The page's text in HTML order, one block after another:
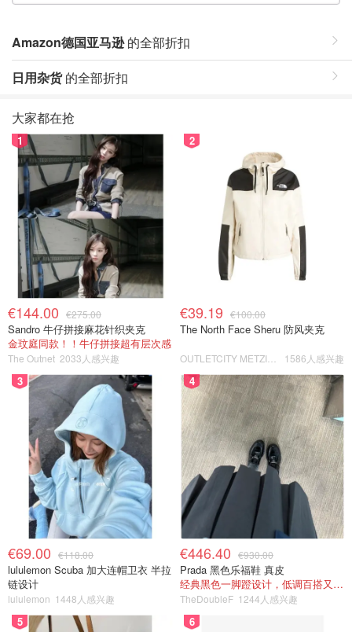
Amazon德国亚马逊的全部折扣
日用杂货的全部折扣
大家都在抢
1
€144.00 €275.00
Sandro 牛仔拼接麻花针织夹克
金玟庭同款！！牛仔拼接超有层次感
The Outnet 2033人感兴趣
2
€39.19 €100.00
The North Face Sheru 防风夹克
1586人感兴趣
3
€69.00 €118.00
lululemon Scuba 加大连帽卫衣 半拉
链设计
lululemon 1448人感兴趣
4
€446.40 €930.00
Prada 黑色乐福鞋 真皮
经典黑色一脚蹬设计，低调百搭又高级
TheDoubleF 1244人感兴趣
5 6